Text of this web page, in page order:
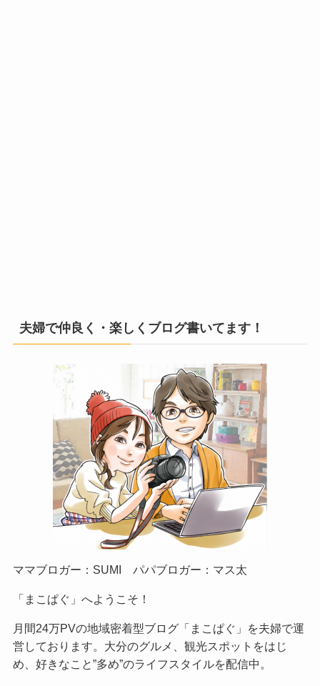
夫婦で仲良く・楽しくブログ書いてます！
ママブロガー：SUMI パパブロガー：マス太
「まこぱぐ」へようこそ！
月間24万PVの地域密着型ブログ「まこぱぐ」を夫婦で運
営しております。大分のグルメ、観光スポットをはじ
め、好きなこと”多め”のライフスタイルを配信中。